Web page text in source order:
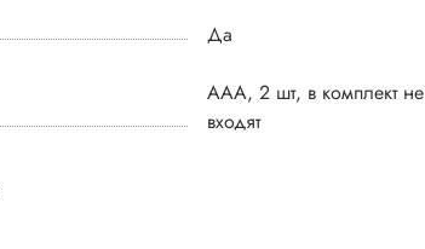
Да
AAA, 2 шт, в комплект не
входят